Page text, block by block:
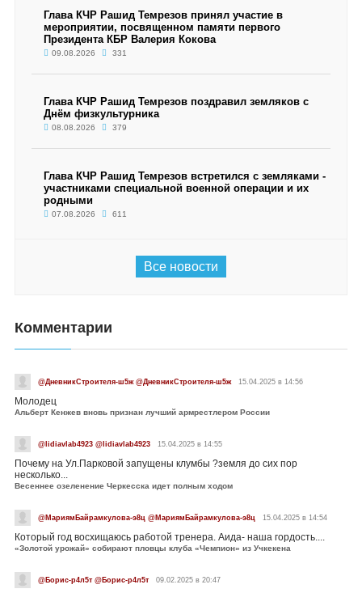
Глава КЧР Рашид Темрезов принял участие в
мероприятии, посвященном памяти первого
Президента КБР Валерия Кокова
09.08.2026 331
Глава КЧР Рашид Темрезов поздравил земляков с
Днём физкультурника
08.08.2026 379
Глава КЧР Рашид Темрезов встретился с земляками -
участниками специальной военной операции и их
родными
07.08.2026 611
Все новости
Комментарии
@ДневникСтроителя-ш5ж @ДневникСтроителя-ш5ж 15.04.2025 в 14:56
Молодец
Альберт Кенжев вновь признан лучший армрестлером России
@lidiavlab4923 @lidiavlab4923 15.04.2025 в 14:55
Почему на Ул.Парковой запущены клумбы ?земля до сих пор
несколько...
Весеннее озеленение Черкесска идет полным ходом
@МариямБайрамкулова-э8ц @МариямБайрамкулова-э8ц 15.04.2025 в 14:54
Который год восхищаюсь работой тренера. Аида- наша гордость....
«Золотой урожай» собирают пловцы клуба «Чемпион» из Учкекена
@Борис-р4л5т @Борис-р4л5т 09.02.2025 в 20:47